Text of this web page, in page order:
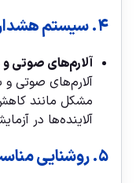
۴. سیستم هشدار:
آلارم‌های صوتی
آلارم‌های صوتی و
مشکل مانند
آلاینده‌ها در
۵. روشنایی مناسب: